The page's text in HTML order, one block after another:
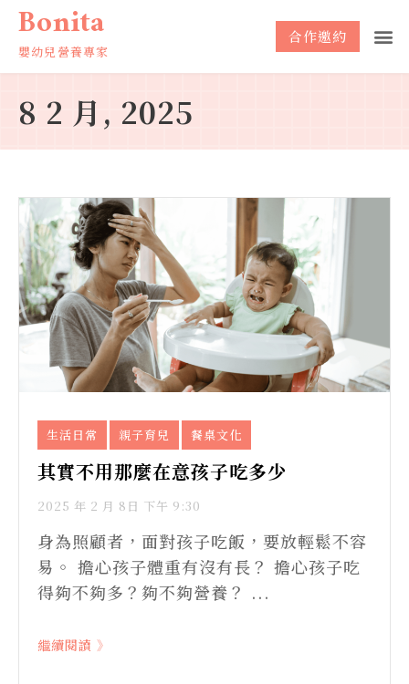
Bonita
嬰幼兒營養專家
合作邀約
8 2 月, 2025
生活日常 親子育兒 餐桌文化
其實不用那麼在意孩子吃多少
2025 年 2 月 8日 下午 9:30
身為照顧者，面對孩子吃飯，要放輕鬆不容
易。​ 擔心孩子體重有沒有長？​ 擔心孩子吃
得夠不夠多？夠不夠營養？​ ...
繼續閱讀 》